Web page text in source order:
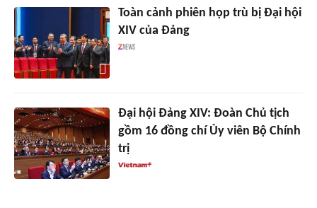
Toàn cảnh phiên họp trù bị Đại hội
XIV của Đảng
Đại hội Đảng XIV: Đoàn Chủ tịch
gồm 16 đồng chí Ủy viên Bộ Chính
trị